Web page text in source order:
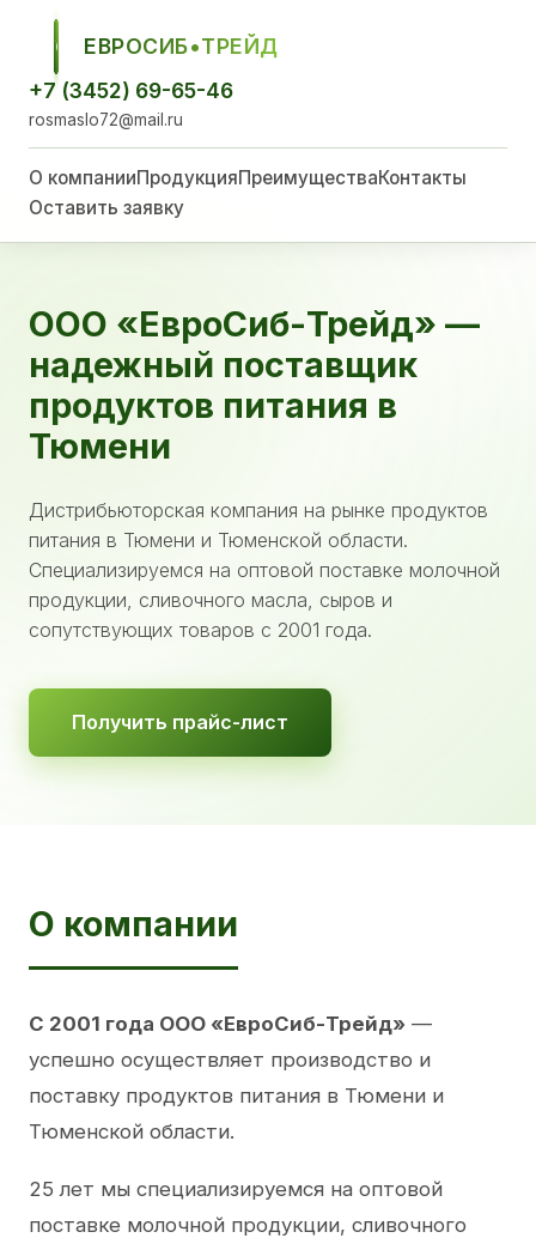
ЕСТ
ЕВРОСИБ•ТРЕЙД
+7 (3452) 69-65-46
rosmaslo72@mail.ru
О компанииПродукцияПреимуществаКонтакты
Оставить заявку
ООО «ЕвроСиб-Трейд» —
надежный поставщик
продуктов питания в
Тюмени
Дистрибьюторская компания на рынке продуктов
питания в Тюмени и Тюменской области.
Специализируемся на оптовой поставке молочной
продукции, сливочного масла, сыров и
сопутствующих товаров с 2001 года.
Получить прайс-лист
О компании
С 2001 года ООО «ЕвроСиб-Трейд» —
успешно осуществляет производство и
поставку продуктов питания в Тюмени и
Тюменской области.
25 лет мы специализируемся на оптовой
поставке молочной продукции, сливочного